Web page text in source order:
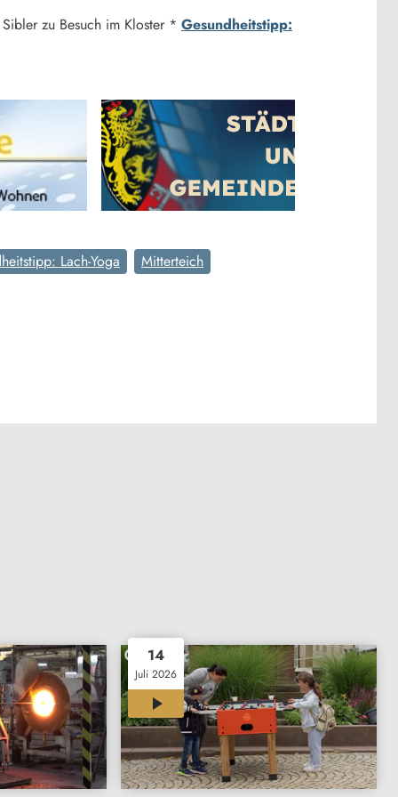
zu Besuch im Kloster * Gesundheitstipp:
Lach-Yoga
Mitterteich
14
Juli 2026
03:03